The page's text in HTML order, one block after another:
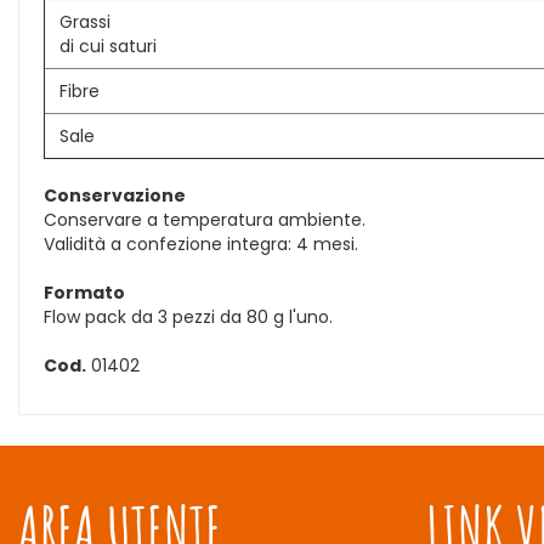
Grassi
di cui saturi
Fibre
Sale
Conservazione
Conservare a temperatura ambiente.
Validità a confezione integra: 4 mesi.
Formato
Flow pack da 3 pezzi da 80 g l'uno.
Cod. 01402
AREA UTENTE LINK